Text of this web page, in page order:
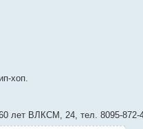
хоп.
лет ВЛКСМ, 24, тел. 8095-872-